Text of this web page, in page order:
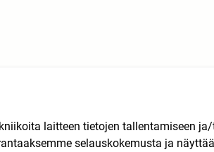
laitteen tietojen tallentamiseen
selauskokemusta ja